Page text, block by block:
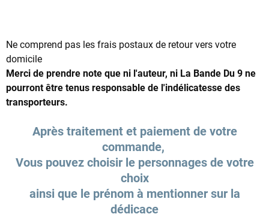
Ne comprend pas les frais postaux de retour vers votre
domicile
Merci de prendre note que ni l'auteur, ni La Bande Du 9 ne
pourront être tenus responsable de l'indélicatesse des
transporteurs.
Après traitement et paiement de votre
commande,
Vous pouvez choisir le personnages de votre
choix
ainsi que le prénom à mentionner sur la
dédicace